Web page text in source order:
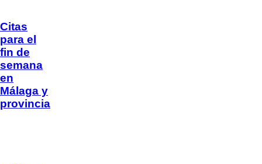
Citas
para el
fin de
semana
en
Málaga y
provincia